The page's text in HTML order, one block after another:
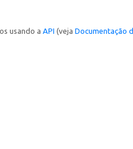
usando a API (veja Documentação